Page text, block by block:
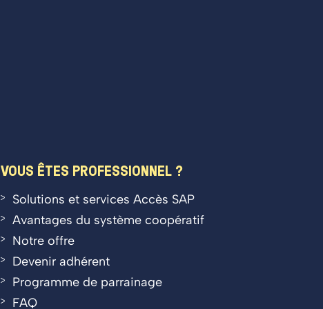
VOUS ÊTES PROFESSIONNEL ?
Solutions et services Accès SAP
Avantages du système coopératif
Notre offre
Devenir adhérent
Programme de parrainage
FAQ